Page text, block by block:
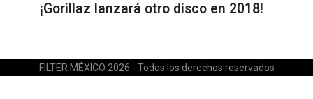
¡Gorillaz lanzará otro disco en 2018!
FILTER MÉXICO 2026 - Todos los derechos reservados